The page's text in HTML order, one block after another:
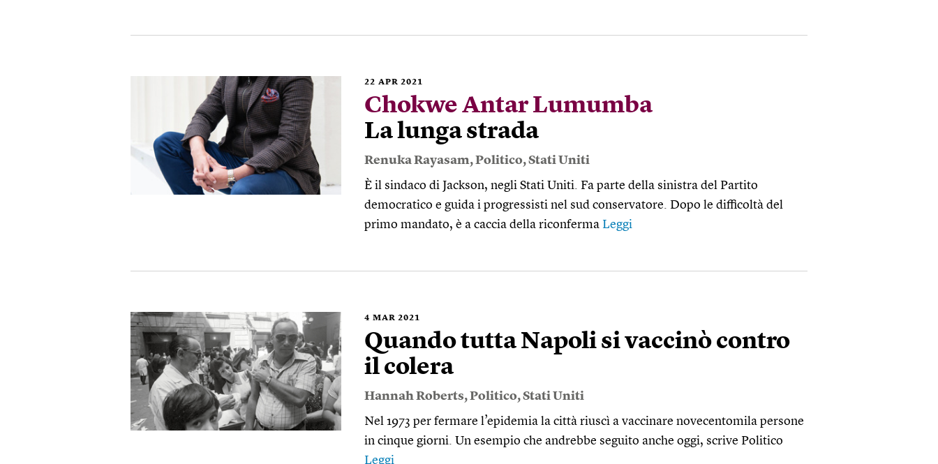
22 APR 2021
Chokwe Antar Lumumba
La lunga strada
Renuka Rayasam,Politico,Stati Uniti
È il sindaco di Jackson, negli Stati Uniti. Fa parte della sinistra del Partito
democratico e guida i progressisti nel sud conservatore. Dopo le difficoltà del
primo mandato, è a caccia della riconferma Leggi
4 MAR 2021
Quando tutta Napoli si vaccinò contro
il colera
Hannah Roberts,Politico,Stati Uniti
Nel 1973 per fermare l’epidemia la città riuscì a vaccinare novecentomila persone
in cinque giorni. Un esempio che andrebbe seguito anche oggi, scrive Politico
Leggi